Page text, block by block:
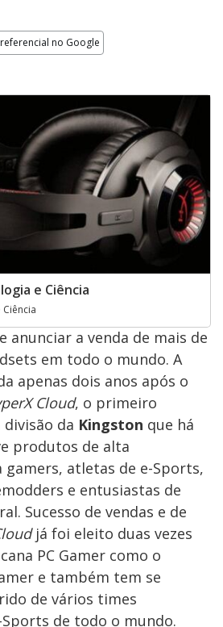
no Google
e Ciência
anunciar a venda de mais de
em todo o mundo. A
apenas dois anos após o
Cloud, o primeiro
da Kingston que há
produtos de alta
atletas de e-Sports,
e entusiastas de
Sucesso de vendas e de
já foi eleito duas vezes
PC Gamer como o
e também tem se
de vários times
de todo o mundo.